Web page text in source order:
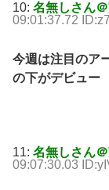
10: 名無しさん
09:01:37.72
今週は注目のア
の下がデビュー
11: 名無しさん
09:07:30.03